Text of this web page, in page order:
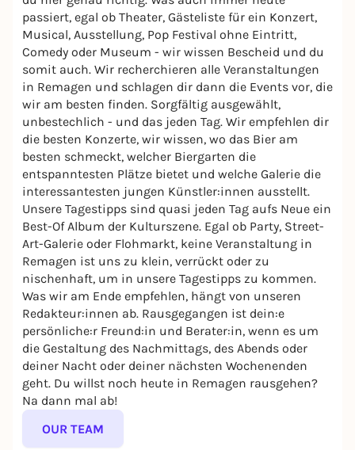
passiert, egal ob Theater, Gästeliste für ein Konzert,
Musical, Ausstellung, Pop Festival ohne Eintritt,
Comedy oder Museum - wir wissen Bescheid und du
somit auch. Wir recherchieren alle Veranstaltungen
in Remagen und schlagen dir dann die Events vor, die
wir am besten finden. Sorgfältig ausgewählt,
unbestechlich - und das jeden Tag. Wir empfehlen dir
die besten Konzerte, wir wissen, wo das Bier am
besten schmeckt, welcher Biergarten die
entspanntesten Plätze bietet und welche Galerie die
interessantesten jungen Künstler:innen ausstellt.
Unsere Tagestipps sind quasi jeden Tag aufs Neue ein
Best-Of Album der Kulturszene. Egal ob Party, Street-
Art-Galerie oder Flohmarkt, keine Veranstaltung in
Remagen ist uns zu klein, verrückt oder zu
nischenhaft, um in unsere Tagestipps zu kommen.
Was wir am Ende empfehlen, hängt von unseren
Redakteur:innen ab. Rausgegangen ist dein:e
persönliche:r Freund:in und Berater:in, wenn es um
die Gestaltung des Nachmittags, des Abends oder
deiner Nacht oder deiner nächsten Wochenenden
geht. Du willst noch heute in Remagen rausgehen?
Na dann mal ab!
OUR TEAM